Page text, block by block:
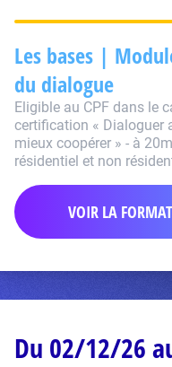
Les bases |
du dialogue
Eligible au CPF dans le
certification « Dialoguer
mieux coopérer » - à
résidentiel et non
VOIR LA
Du 02/12/26